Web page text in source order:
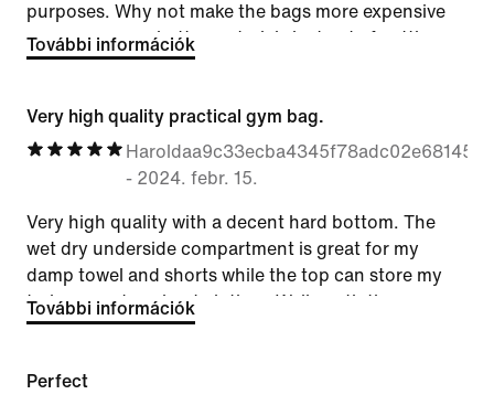
purposes. Why not make the bags more expensive
so you can use better materials instead of cutting
corners- example the strap can’t be clipped off and
make them More expensive and let us buy the more
expensive bags with the better materials and
insulation compartments, more structure and better
etc etc - like the older Nike air max premium gym
bags. Would say the bag is still decent due to what’s
on the market at this price.
További információk
Very high quality practical gym bag.
- 2024. febr. 15.
Very high quality with a decent hard bottom. The
wet dry underside compartment is great for my
damp towel and shorts while the top can store my
trainers and workout clothes. Well worth the money.
További információk
Perfect